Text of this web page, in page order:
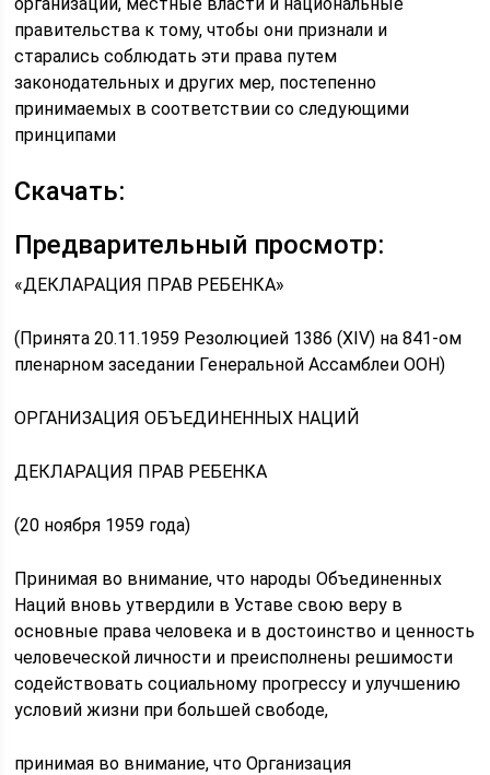
правительства к тому, чтобы они признали и
старались соблюдать эти права путем
законодательных и других мер, постепенно
принимаемых в соответствии со следующими
принципами
Скачать:
Предварительный просмотр:
«ДЕКЛАРАЦИЯ ПРАВ РЕБЕНКА»
(Принята 20.11.1959 Резолюцией 1386 (XIV) на 841-ом
пленарном заседании Генеральной Ассамблеи ООН)
ОРГАНИЗАЦИЯ ОБЪЕДИНЕННЫХ НАЦИЙ
ДЕКЛАРАЦИЯ ПРАВ РЕБЕНКА
(20 ноября 1959 года)
Принимая во внимание, что народы Объединенных
Наций вновь утвердили в Уставе свою веру в
основные права человека и в достоинство и ценность
человеческой личности и преисполнены решимости
содействовать социальному прогрессу и улучшению
условий жизни при большей свободе,
принимая во внимание, что Организация